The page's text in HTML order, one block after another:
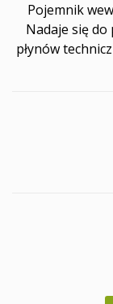
Pojemnik
Nadaje się do
płynów